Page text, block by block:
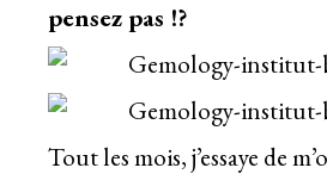
pensez pas !?
Tout les mois, j’essaye de